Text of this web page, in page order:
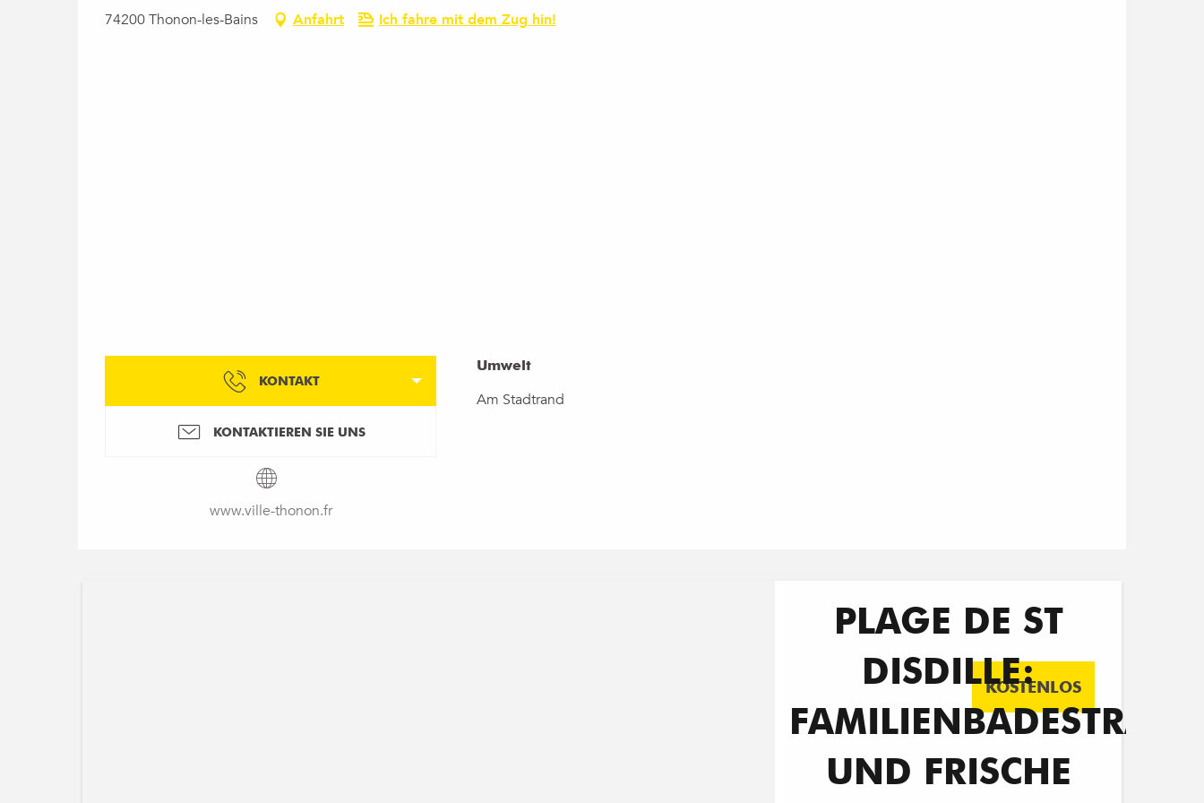
74200 Thonon-les-Bains Anfahrt Ich fahre mit dem Zug hin!
KONTAKT
KONTAKTIEREN SIE UNS
www.ville-thonon.fr
Umwelt
Umwelt
Am Stadtrand
KOSTENLOS
PLAGE DE ST
DISDILLE:
UND FRISCHE